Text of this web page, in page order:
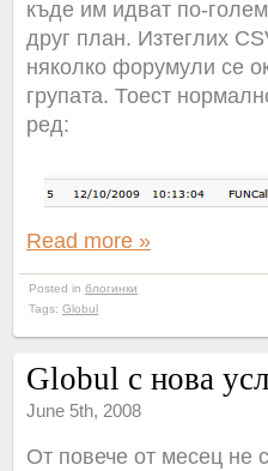
къде им идват по-
друг план. Изтеглих
няколко форумули се
групата. Тоест
ред:
Read more »
Posted in блогинки
Tags: Globul
Globul с нова
June 5th, 2008
От повече от месец не